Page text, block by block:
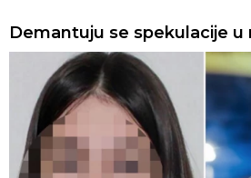
Demantuju se spekulacije u